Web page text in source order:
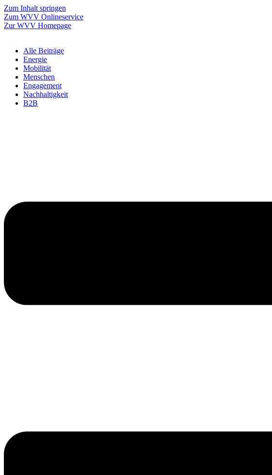
Zum Inhalt springen
Zum WVV Onlineservice
Zur WVV Homepage
Alle Beiträge
Energie
Mobilität
Menschen
Engagement
Nachhaltigkeit
B2B